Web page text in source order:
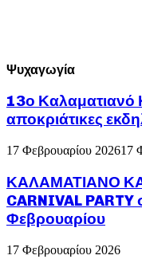
Ψυχαγωγία
13ο Καλαματιανό
αποκριάτικες
17 Φεβρουαρίου 202617
ΚΑΛΑΜΑΤΙΑΝΟ
CARNIVAL
Φεβρουαρίου
17 Φεβρουαρίου 2026